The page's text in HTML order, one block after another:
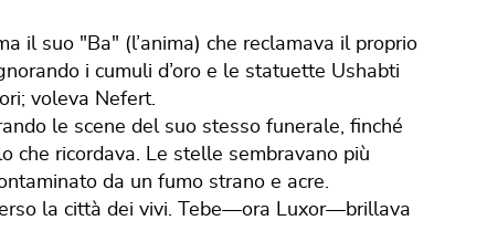
il suo "Ba" (l’anima) che reclamava il proprio
i cumuli d’oro e le statuette Ushabti
voleva Nefert.
le scene del suo stesso funerale, finché
che ricordava. Le stelle sembravano più
da un fumo strano e acre.
la città dei vivi. Tebe—ora Luxor—brillava